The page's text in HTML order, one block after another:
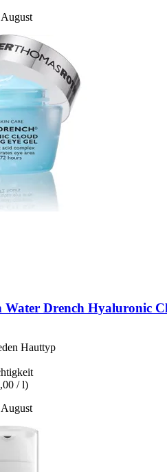
Water Drench​ Hyaluronic
Hauttyp
/ l)